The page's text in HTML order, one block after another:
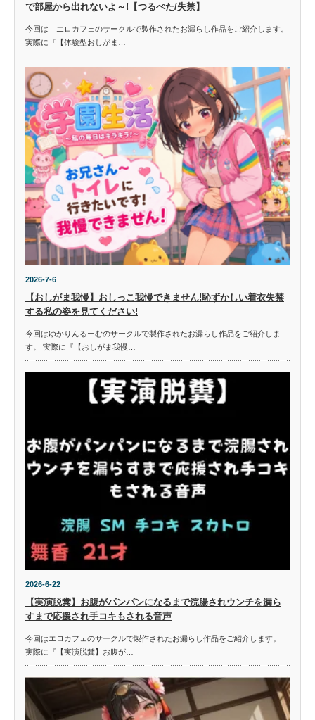
で部屋から出れないよ～!【つるぺた/失禁】
今回は エロカフェのサークルで製作されたお漏らし作品をご紹介します。
実際に『【体験型おしがま…
2026-7-6
【おしがま我慢】おしっこ我慢できません!恥ずかしい着衣失禁
する私の姿を見てください!
今回はゆかりんるーむのサークルで製作されたお漏らし作品をご紹介しま
す。 実際に『【おしがま我慢…
2026-6-22
【実演脱糞】お腹がパンパンになるまで浣腸されウンチを漏ら
すまで応援され手コキもされる音声
今回はエロカフェのサークルで製作されたお漏らし作品をご紹介します。
実際に『【実演脱糞】お腹が…